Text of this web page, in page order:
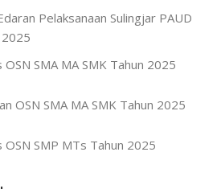
Pelaksanaan Sulingjar PAUD
OSN SMA MA SMK Tahun 2025
OSN SMA MA SMK Tahun 2025
OSN SMP MTs Tahun 2025